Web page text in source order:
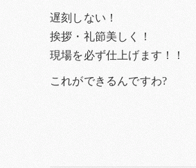
遅刻しない！
挨拶・礼節美しく！
現場を必ず仕上げます！！
これができるんですわ?